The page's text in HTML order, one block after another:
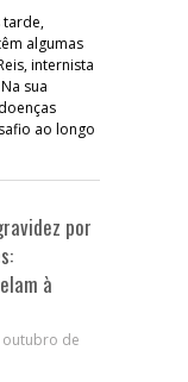
tarde,
algumas
internista
sua
ao longo
por
à
outubro de